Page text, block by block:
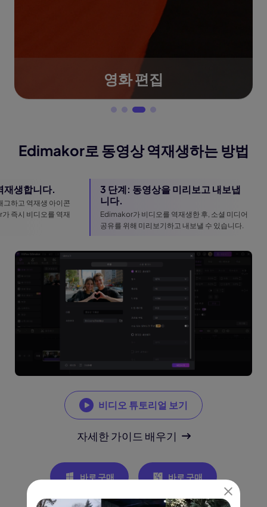
영화 편집
Edimakor로 동영상 역재생하는 방법
재생합니다.
그하고 역재생 아이콘
즉시 비디오를 역재
3 단계: 동영상을 미리보고 내보냅
니다.
Edimakor가 비디오를 역재생한 후, 소셜 미디어
공유를 위해 미리보기하고 내보낼 수 있습니다.
비디오 튜토리얼 보기
자세한 가이드 배우기
바로 구매 바로 구매